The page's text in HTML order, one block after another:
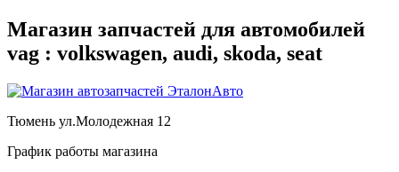
Магазин запчастей для автомобилей
vag : volkswagen, audi, skoda, seat
Тюмень ул.Молодежная 12
График работы магазина